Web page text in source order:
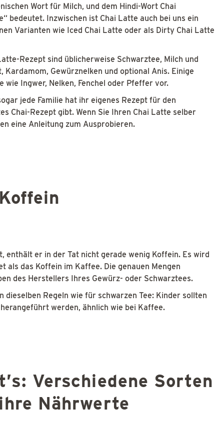
Wort für Milch, und dem Hindi-Wort Chai
bedeutet. Inzwischen ist Chai Latte auch bei uns ein
Varianten wie Iced Chai Latte oder als Dirty Chai Latte
Rezept sind üblicherweise Schwarztee, Milch und
Gewürznelken und optional Anis. Einige
wie Ingwer, Nelken, Fenchel oder Pfeffer vor.
jede Familie hat ihr eigenes Rezept für den
Chai-Rezept gibt. Wenn Sie Ihren Chai Latte selber
eine Anleitung zum Ausprobieren.
enthält er in der Tat nicht gerade wenig Koffein. Es wird
als das Koffein im Kaffee. Die genauen Mengen
des Herstellers Ihres Gewürz- oder Schwarztees.
dieselben Regeln wie für schwarzen Tee: Kinder sollten
werden, ähnlich wie bei Kaffee.
Verschiedene Sorten
Nährwerte